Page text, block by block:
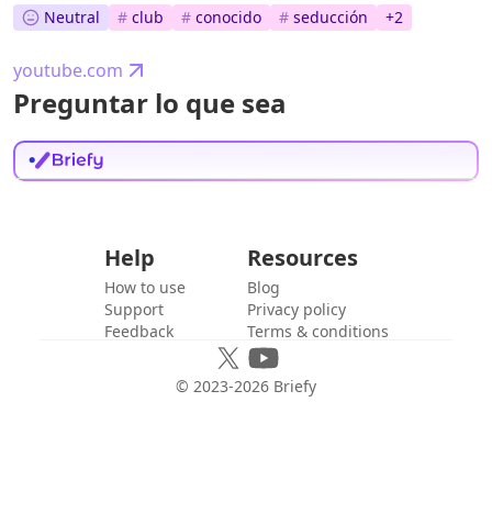
Neutral # club # conocido # seducción +2
youtube.com
Preguntar lo que sea
Help
How to use
Support
Feedback
Resources
Blog
Privacy policy
Terms & conditions
© 2023-2026 Briefy